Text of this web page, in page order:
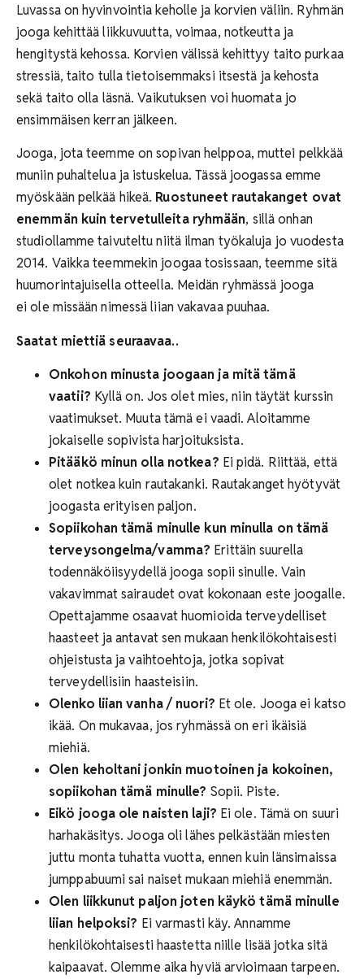
Luvassa on hyvinvointia keholle ja korvien väliin. Ryhmän
jooga kehittää liikkuvuutta, voimaa, notkeutta ja
hengitystä kehossa. Korvien välissä kehittyy taito purkaa
stressiä, taito tulla tietoisemmaksi itsestä ja kehosta
sekä taito olla läsnä. Vaikutuksen voi huomata jo
ensimmäisen kerran jälkeen.
Jooga, jota teemme on sopivan helppoa, muttei pelkkää
muniin puhaltelua ja istuskelua. Tässä joogassa emme
myöskään pelkää hikeä. Ruostuneet rautakanget ovat
enemmän kuin tervetulleita ryhmään, sillä onhan
studiollamme taivuteltu niitä ilman työkaluja jo vuodesta
2014. Vaikka teemmekin joogaa tosissaan, teemme sitä
huumorintajuisella otteella. Meidän ryhmässä jooga
ei ole missään nimessä liian vakavaa puuhaa.
Saatat miettiä seuraavaa..
Onkohon minusta joogaan ja mitä tämä
vaatii? Kyllä on. Jos olet mies, niin täytät kurssin
vaatimukset. Muuta tämä ei vaadi. Aloitamme
jokaiselle sopivista harjoituksista.
Pitääkö minun olla notkea? Ei pidä. Riittää, että
olet notkea kuin rautakanki. Rautakanget hyötyvät
joogasta erityisen paljon.
Sopiikohan tämä minulle kun minulla on tämä
terveysongelma/vamma? Erittäin suurella
todennäköiisyydellä jooga sopii sinulle. Vain
vakavimmat sairaudet ovat kokonaan este joogalle.
Opettajamme osaavat huomioida terveydelliset
haasteet ja antavat sen mukaan henkilökohtaisesti
ohjeistusta ja vaihtoehtoja, jotka sopivat
terveydellisiin haasteisiin.
Olenko liian vanha / nuori? Et ole. Jooga ei katso
ikää. On mukavaa, jos ryhmässä on eri ikäisiä
miehiä.
Olen keholtani jonkin muotoinen ja kokoinen,
sopiikohan tämä minulle? Sopii. Piste.
Eikö jooga ole naisten laji? Ei ole. Tämä on suuri
harhakäsitys. Jooga oli lähes pelkästään miesten
juttu monta tuhatta vuotta, ennen kuin länsimaissa
jumppabuumi sai naiset mukaan miehiä enemmän.
Olen liikkunut paljon joten käykö tämä minulle
liian helpoksi? Ei varmasti käy. Annamme
henkilökohtaisesti haastetta niille lisää jotka sitä
kaipaavat. Olemme aika hyviä arvioimaan tarpeen.